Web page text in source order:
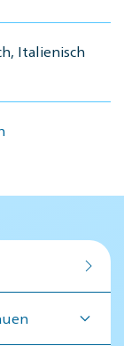
Italienisch